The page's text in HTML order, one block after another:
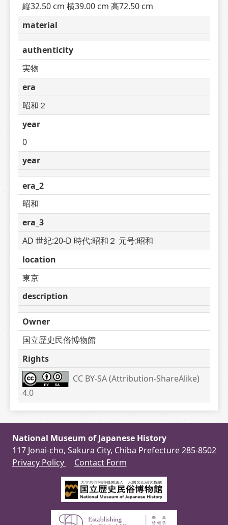
縦32.50 cm 横39.00 cm 高72.50 cm
material
authenticity
実物
era
昭和２
year
0
year
era_2
昭和
era_3
AD 世紀:20-D 時代:昭和２ 元号:昭和
location
東京
description
Owner
国立歴史民俗博物館
Rights
CC BY-SA (Attribution-ShareAlike)
4.0
National Museum of Japanese History
117 Jonai-cho, Sakura City, Chiba Prefecture 285-8502
Privacy Policy
Contact Form